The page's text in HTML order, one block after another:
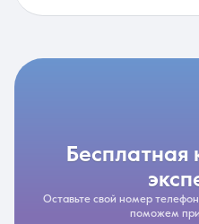
бесплатная консультация
Оставьте свой номер
поможем